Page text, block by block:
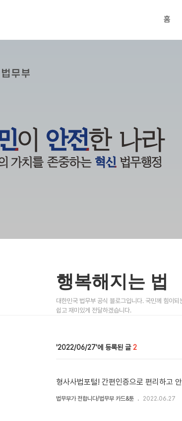
행복해지는 법
대한민국 법무부 공식 블로그입니다. 국민께 힘이
쉽고 재미있게 전달하겠습니다.
홈
2022/06/27 2
형사사법포털! 간편인증으로 편리하고
법무부가 전합니다/법무부 카드&툰 2022.06.27